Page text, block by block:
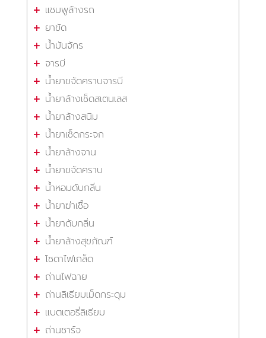
แชมพูล้างรถ
ยาขัด
น้ำมันจักร
จารบี
น้ำยาขจัดคราบจารบี
น้ำยาล้างเช็ดสเตนเลส
น้ำยาล้างสนิม
น้ำยาเช็ดกระจก
น้ำยาล้างจาน
น้ำยาขจัดคราบ
น้ำหอมดับกลิ่น
น้ำยาฆ่าเชื้อ
น้ำยาดับกลิ่น
น้ำยาล้างสุขภัณฑ์
โซดาไฟเกล็ด
ถ่านไฟฉาย
ถ่านลิเธียมเม็ดกระดุม
แบตเตอรี่ลิเธียม
ถ่านชาร์จ